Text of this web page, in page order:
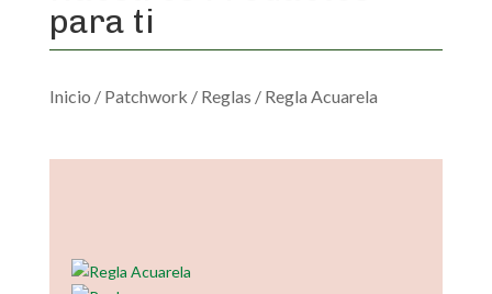
para ti
Inicio / Patchwork / Reglas / Regla Acuarela